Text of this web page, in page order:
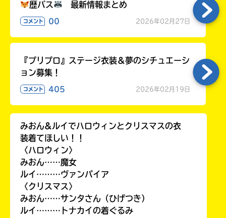
歴バス 最新情報まとめ
コメント 00 2026年02月27日
『プリプロ』ステージ衣装＆夢のシチュエーシ
ョン募集！
コメント 405 2026年02月19日
みおん&ルイでハロウィンとクリスマスの衣
装着てほしい！！
〈ハロウィン〉
みおん……魔女
ルイ………ヴァンパイア
〈クリスマス〉
みおん……サンタさん（ひげつき）
ルイ………トナカイの着ぐるみ